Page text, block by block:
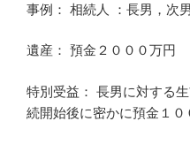
事例： 相続人 ：長男，次
遺産： 預金２０００万円
特別受益： 長男に対する
続開始後に密かに預金１